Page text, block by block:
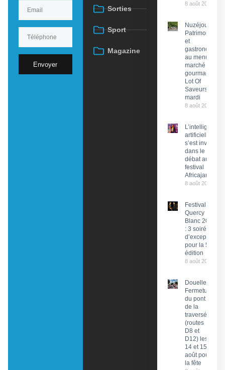
Envoyer
Sorties
Sport
Magazine
8 août 2026
Nuzéjouls :
Patrimoine
et
gastronomie
au menu du
marché
gourmand
Lot Of
Saveurs ce
mardi
8 août 2026
L’intelligence
artificielle
s’est invitée
dans le
débat au
festival
Africajarc
8 août 2026
Festival du
Quercy
Blanc 2026
: 3 soirées
d’exception
pour la 58e
édition
8 août 2026
Douelle :
Fermeture
du pont et
de la
traversée
(routes
D8 et
D12) les
14 et 15
août pour
la fête